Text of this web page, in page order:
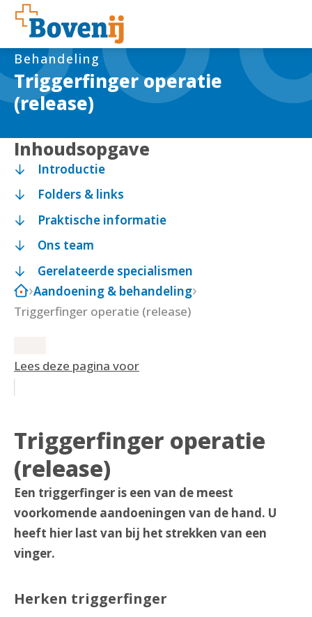
Triggerfinger operatie
(release)
Behandeling
Inhoudsopgave
Introductie
Folders & links
Praktische informatie
Ons team
Gerelateerde specialismen
Aandoening & behandeling
Triggerfinger operatie (release)
Lees deze pagina voor
Triggerfinger operatie
(release)
Een triggerfinger is een van de meest
voorkomende aandoeningen van de hand. U
heeft hier last van bij het strekken van een
vinger.
Herken triggerfinger